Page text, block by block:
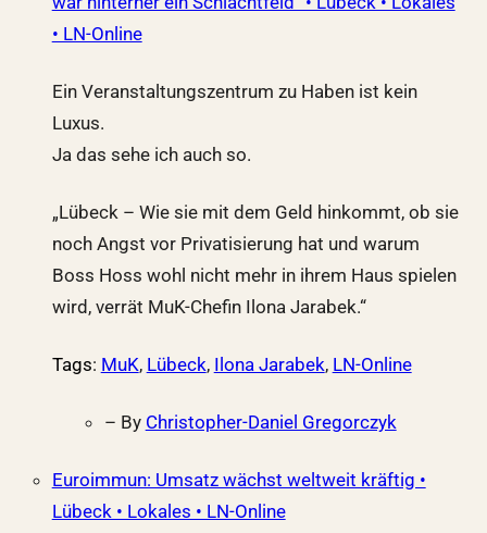
• LN-Online
Ein Veranstaltungszentrum zu Haben ist kein
Luxus.
Ja das sehe ich auch so.
„Lübeck – Wie sie mit dem Geld hinkommt, ob sie
noch Angst vor Privatisierung hat und warum
Boss Hoss wohl nicht mehr in ihrem Haus spielen
wird, verrät MuK-Chefin Ilona Jarabek.“
Tags: MuK, Lübeck, Ilona Jarabek, LN-Online
– By Christopher-Daniel Gregorczyk
Euroimmun: Umsatz wächst weltweit kräftig •
Lübeck • Lokales • LN-Online